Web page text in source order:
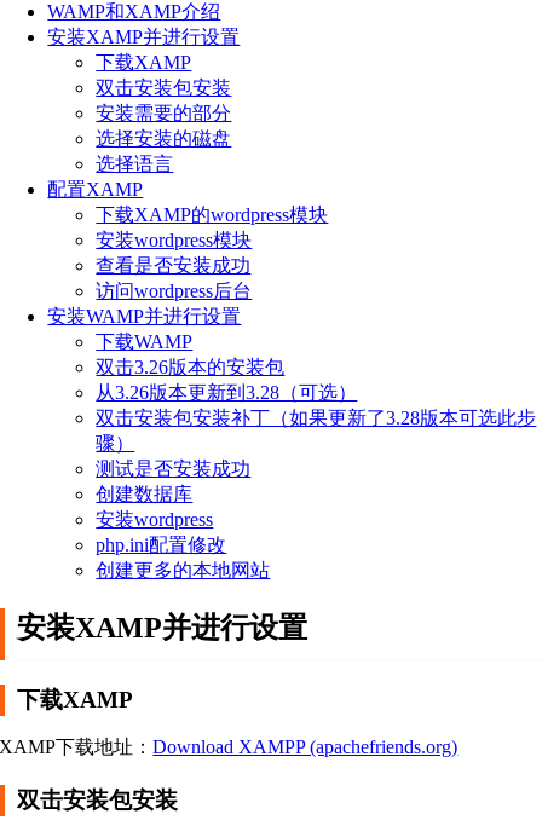
WAMP和XAMP介绍
安装XAMP并进行设置
下载XAMP
双击安装包安装
安装需要的部分
选择安装的磁盘
选择语言
配置XAMP
下载XAMP的wordpress模块
安装wordpress模块
查看是否安装成功
访问wordpress后台
安装WAMP并进行设置
下载WAMP
双击3.26版本的安装包
从3.26版本更新到3.28（可选）
双击安装包安装补丁（如果更新了3.28版本可选此步
骤）
测试是否安装成功
创建数据库
安装wordpress
php.ini配置修改
创建更多的本地网站
安装XAMP并进行设置
下载XAMP
XAMP下载地址：Download XAMPP (apachefriends.org)
双击安装包安装